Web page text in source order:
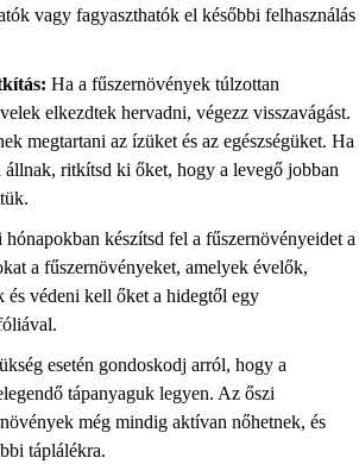
vagy fagyaszthatók el későbbi felhasználás
Ha a fűszernövények túlzottan
elkezdtek hervadni, végezz visszavágást.
megtartani az ízüket és az egészségüket. Ha
állnak, ritkítsd ki őket, hogy a levegő jobban
hónapokban készítsd fel a fűszernövényeidet a
a fűszernövényeket, amelyek évelők,
és védeni kell őket a hidegtől egy
esetén gondoskodj arról, hogy a
tápanyaguk legyen. Az őszi
még mindig aktívan nőhetnek, és
táplálékra.